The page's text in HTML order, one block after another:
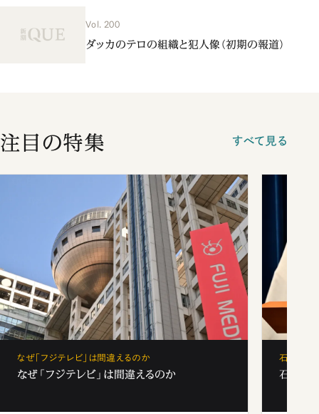
Vol. 200
ダッカのテロの組織と犯人像（初期の報道）
注目の特集 すべて見る
なぜ「フジテレビ」は間違えるのか
なぜ「フジテレビ」は間違えるのか
石破茂、
石破茂